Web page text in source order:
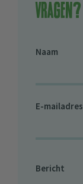
Vragen?
Naam
E-mailadres
Bericht